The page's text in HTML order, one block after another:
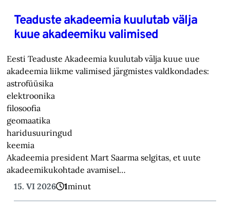
Teaduste akadeemia kuulutab välja
kuue akadeemiku valimised
Eesti Teaduste Akadeemia kuulutab välja kuue uue
akadeemia liikme valimised järgmistes valdkondades:
astrofüüsika
elektroonika
filosoofia
geomaatika
haridusuuringud
keemia
Akadeemia president Mart Saarma selgitas, et uute
akadeemikukohtade avamisel…
15. VI 2026
1minut